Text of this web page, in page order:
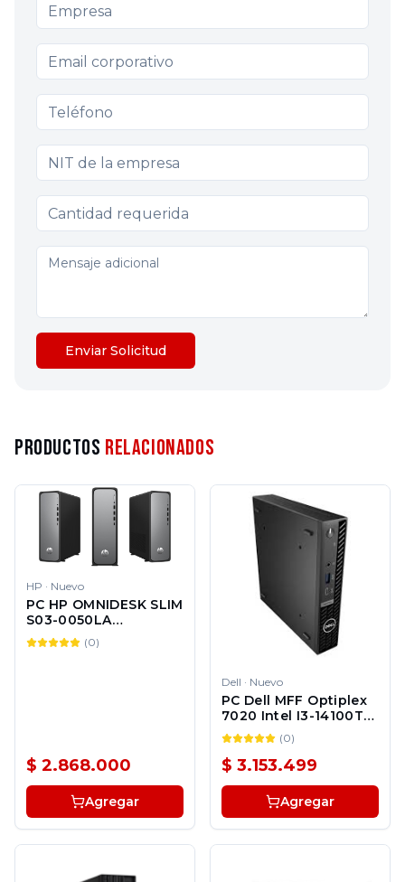
Enviar Solicitud
Productos Relacionados
HP · Nuevo
PC HP OMNIDESK SLIM
S03-0050LA
94C21AA#ABA
(0)
$ 2.868.000
Agregar
Dell · Nuevo
PC Dell MFF Optiplex
7020 Intel I3-14100T
8GB 256GB SSD win 11
Pro 3Y + E2222HS
(0)
$ 3.153.499
Agregar